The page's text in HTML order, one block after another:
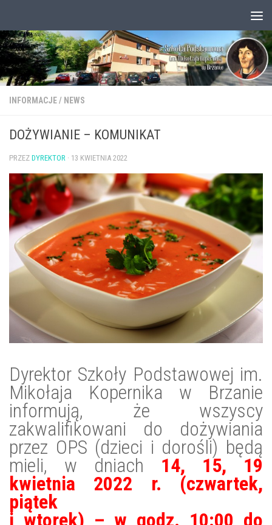
Otwórz pasek narzędzi
INFORMACJE/ NEWS
DOŻYWIANIE – KOMUNIKAT
PRZEZ DYREKTOR · 13 KWIETNIA 2022
Dyrektor Szkoły Podstawowej im.
Mikołaja Kopernika w Brzanie
informują, że wszyscy
zakwalifikowani do dożywiania
przez OPS (dzieci i dorośli) będą
mieli, w dniach 14, 15, 19
kwietnia 2022 r. (czwartek,
piątek
i wtorek) – w godz. 10:00 do